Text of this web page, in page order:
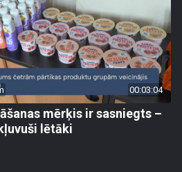
00:03:04
mērķis ir sasniegts –
lētāki